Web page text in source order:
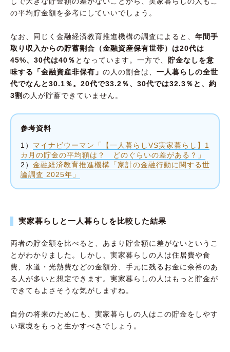
の平均貯金額を参考にしていいでしょう。
なお、同じく金融経済教育推進機構の調査によると、 年間手
取り収入からの貯蓄割合（金融資産保有世帯）は20代は
45%、30代は40％ となっています。一方で、 貯金なしを意
味する「金融資産非保有」 の人の割合は、 一人暮らしの全世
代でなんと30.1％。20代で33.2％、30代では32.3％と、約
3割の人が貯蓄できていません。
参考資料
1） マイナビウーマン「【一人暮らしVS実家暮らし】1
カ月の貯金の平均額は？ どのぐらいの差がある？」
2） 金融経済教育推進機構「家計の金融行動に関する世
論調査 2025年」
実家暮らしと一人暮らしを比較した結果
両者の貯金額を比べると、あまり貯金額に差がないというこ
とがわかりました。しかし、実家暮らしの人は住居費や食
費、水道・光熱費などの金額分、手元に残るお金に余裕のあ
る人が多いと想定できます。実家暮らしの人はもっと貯金が
できてもよさそうな気がしますね。
自分の将来のためにも、実家暮らしの人はこの貯金をしやす
い環境をもっと生かすべきでしょう。